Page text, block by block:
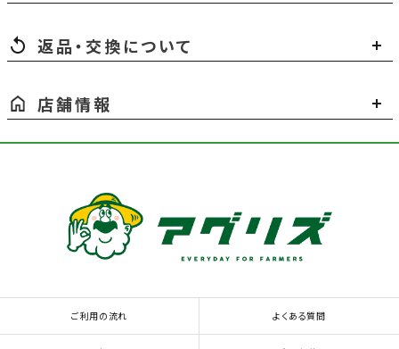
返品・交換について
店舗情報
ご利用の流れ よくある質問